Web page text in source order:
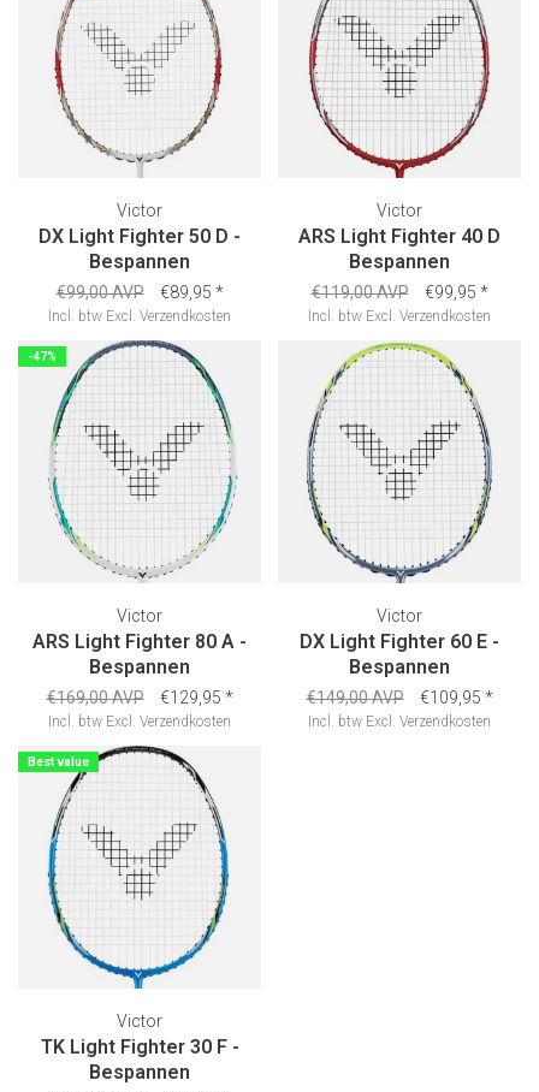
Victor
DX Light Fighter 50 D -
Bespannen
€99,00 AVP €89,95 *
Incl. btw Excl. Verzendkosten
Victor
ARS Light Fighter 40 D
Bespannen
€119,00 AVP €99,95 *
Incl. btw Excl. Verzendkosten
-47%
Victor
ARS Light Fighter 80 A -
Bespannen
€169,00 AVP €129,95 *
Incl. btw Excl. Verzendkosten
Victor
DX Light Fighter 60 E -
Bespannen
€149,00 AVP €109,95 *
Incl. btw Excl. Verzendkosten
Best value
Victor
TK Light Fighter 30 F -
Bespannen